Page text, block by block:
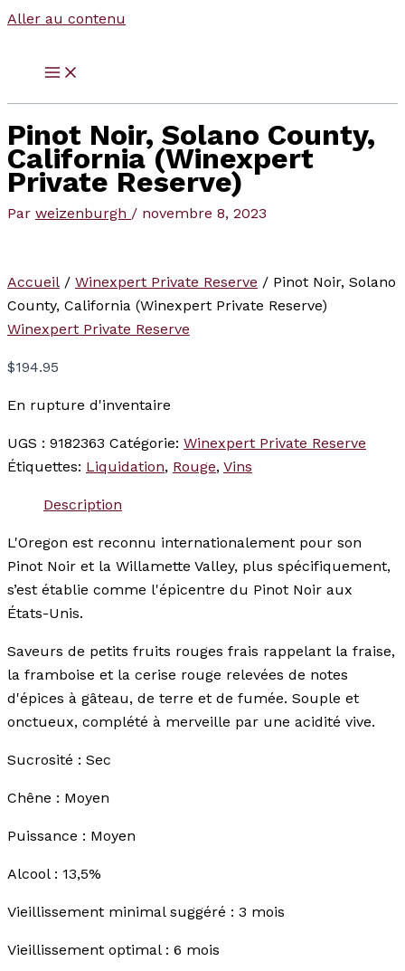
Aller au contenu
Pinot Noir, Solano County,
California (Winexpert
Private Reserve)
Par weizenburgh / novembre 8, 2023
Accueil / Winexpert Private Reserve / Pinot Noir, Solano
County, California (Winexpert Private Reserve)
Winexpert Private Reserve
$194.95
En rupture d'inventaire
UGS : 9182363 Catégorie: Winexpert Private Reserve
Étiquettes: Liquidation, Rouge, Vins
Description
L'Oregon est reconnu internationalement pour son
Pinot Noir et la Willamette Valley, plus spécifiquement,
s’est établie comme l'épicentre du Pinot Noir aux
États-Unis.
Saveurs de petits fruits rouges frais rappelant la fraise,
la framboise et la cerise rouge relevées de notes
d'épices à gâteau, de terre et de fumée. Souple et
onctueux, complété à merveille par une acidité vive.
Sucrosité : Sec
Chêne : Moyen
Puissance : Moyen
Alcool : 13,5%
Vieillissement minimal suggéré : 3 mois
Vieillissement optimal : 6 mois